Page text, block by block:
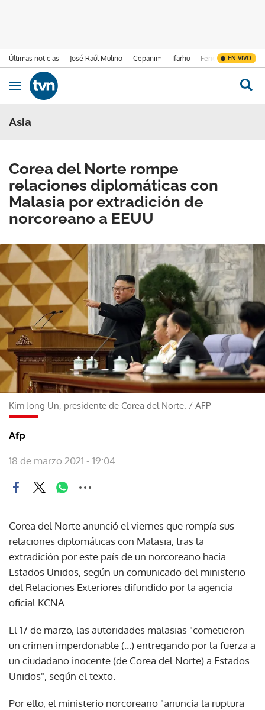
Últimas noticias José Raúl Mulino Cepanim Ifarhu Fenómeno de El
EN VIVO
Ir al contenido
Obrir navegació
Asia
Corea del Norte rompe
relaciones diplomáticas con
Malasia por extradición de
norcoreano a EEUU
Kim Jong Un, presidente de Corea del Norte. / AFP
Afp
18 de marzo 2021 - 19:04
Corea del Norte anunció el viernes que rompía sus
relaciones diplomáticas con Malasia, tras la
extradición por este país de un norcoreano hacia
Estados Unidos, según un comunicado del ministerio
del Relaciones Exteriores difundido por la agencia
oficial KCNA.
El 17 de marzo, las autoridades malasias "cometieron
un crimen imperdonable (...) entregando por la fuerza a
un ciudadano inocente (de Corea del Norte) a Estados
Unidos", según el texto.
Por ello, el ministerio norcoreano "anuncia la ruptura